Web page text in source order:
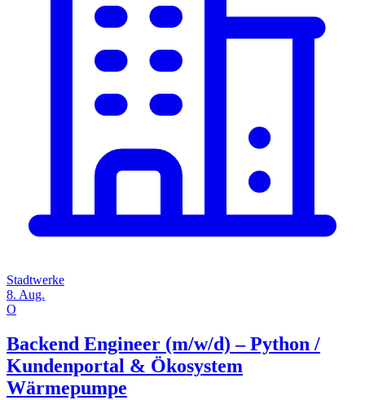
Stadtwerke
8. Aug.
O
Backend Engineer (m/w/d) – Python /
Kundenportal & Ökosystem
Wärmepumpe